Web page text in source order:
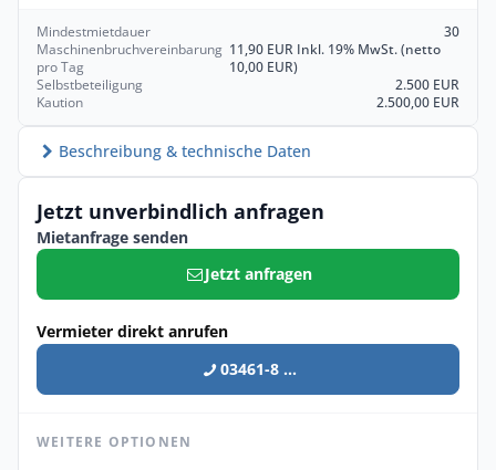
Mindestmietdauer
30
Maschinenbruchvereinbarung
pro Tag
11,90 EUR Inkl. 19% MwSt. (netto
10,00 EUR)
Selbstbeteiligung
2.500 EUR
Kaution
2.500,00 EUR
Beschreibung & technische Daten
Jetzt unverbindlich anfragen
Mietanfrage senden
Jetzt anfragen
Vermieter direkt anrufen
03461-8 ...
WEITERE OPTIONEN